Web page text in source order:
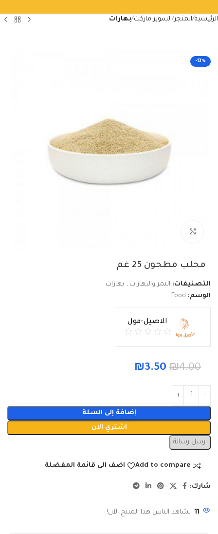
الرئيسية المتجر السوبر ماركت بهارات
-13%
محلب مطحون 25 غم
التصنيفات: التمر والبهارات , بهارات
الوسم: Food
الاصيل-مول
₪4.00
₪3.50
إضافة إلى السلة
اشتري الان
ارسل رسالة
Add to compare اضف الى قائمة المفضلة
شارك:
11 يشاهد الناس هذا المنتج الآن!